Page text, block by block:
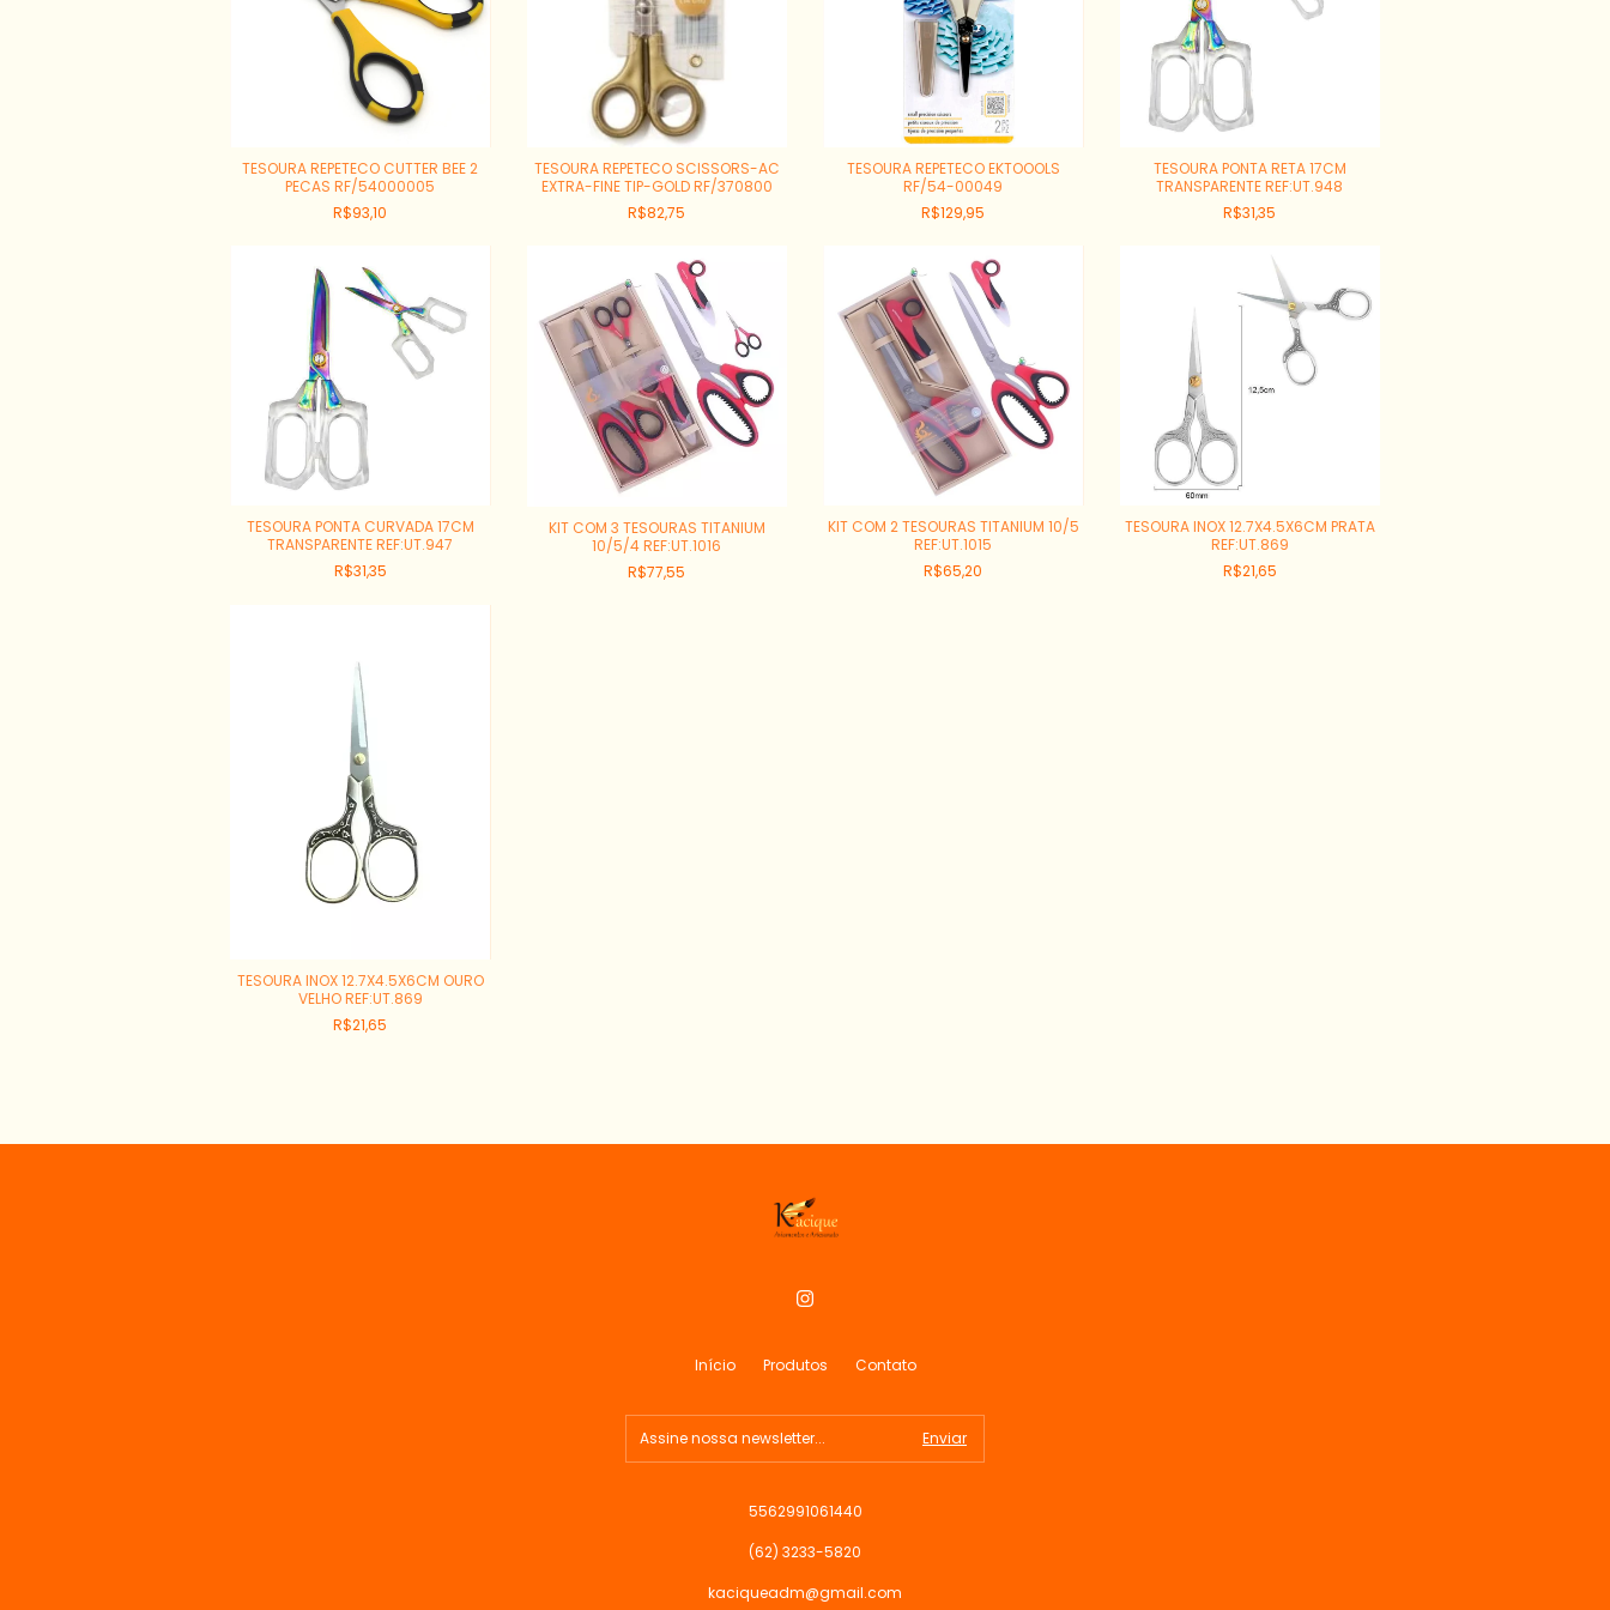
TESOURA REPETECO CUTTER BEE 2
PECAS RF/54000005
R$93,10
TESOURA REPETECO SCISSORS-AC
EXTRA-FINE TIP-GOLD RF/370800
R$82,75
TESOURA REPETECO EKTOOOLS
RF/54-00049
R$129,95
TESOURA PONTA RETA 17CM
TRANSPARENTE REF:UT.948
R$31,35
TESOURA PONTA CURVADA 17CM
TRANSPARENTE REF:UT.947
R$31,35
KIT COM 3 TESOURAS TITANIUM
10/5/4 REF:UT.1016
R$77,55
KIT COM 2 TESOURAS TITANIUM 10/5
REF:UT.1015
R$65,20
TESOURA INOX 12.7X4.5X6CM PRATA
REF:UT.869
R$21,65
TESOURA INOX 12.7X4.5X6CM OURO
VELHO REF:UT.869
R$21,65
Início Produtos Contato
5562991061440
(62) 3233-5820
kaciqueadm@gmail.com